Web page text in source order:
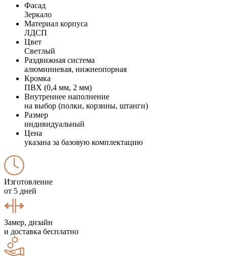
Фасад
Зеркало
Материал корпуса
ЛДСП
Цвет
Светлый
Раздвижная система
алюминиевая, нижнеопорная
Кромка
ПВХ (0,4 мм, 2 мм)
Внутреннее наполнение
на выбор (полки, корзины, штанги)
Размер
индивидуальный
Цена
указана за базовую комплектацию
Изготовление
от 5 дней
Замер, дизайн
и доставка бесплатно